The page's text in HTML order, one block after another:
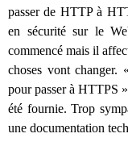
passer de HTTP à
en sécurité sur le
commencé mais il
choses vont changer.
pour passer à HTTPS
été fournie. Trop
une documentation